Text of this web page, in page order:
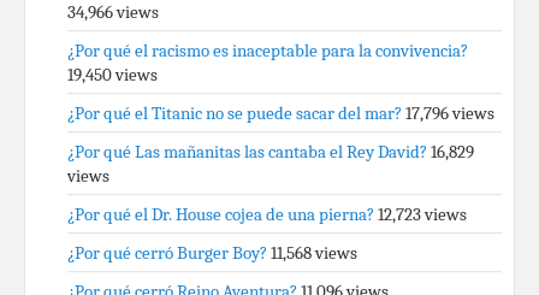
34,966 views
¿Por qué el racismo es inaceptable para la convivencia?
19,450 views
¿Por qué el Titanic no se puede sacar del mar? 17,796 views
¿Por qué Las mañanitas las cantaba el Rey David? 16,829
views
¿Por qué el Dr. House cojea de una pierna? 12,723 views
¿Por qué cerró Burger Boy? 11,568 views